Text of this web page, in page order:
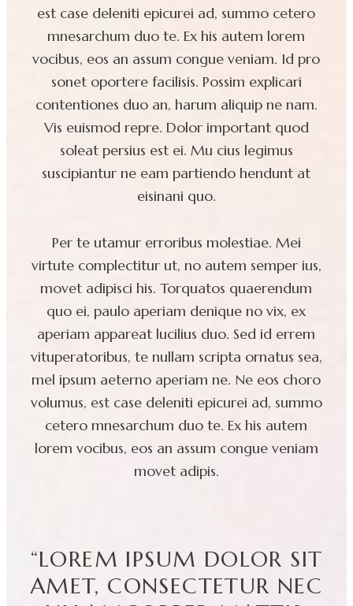
est case deleniti epicurei ad, summo cetero
mnesarchum duo te. Ex his autem lorem
vocibus, eos an assum congue veniam. Id pro
sonet oportere facilisis. Possim explicari
contentiones duo an, harum aliquip ne nam.
Vis euismod repre. Dolor important quod
soleat persius est ei. Mu cius legimus
suscipiantur ne eam partiendo hendunt at
eisinani quo.
Per te utamur erroribus molestiae. Mei
virtute complectitur ut, no autem semper ius,
movet adipisci his. Torquatos quaerendum
quo ei, paulo aperiam denique no vix, ex
aperiam appareat lucilius duo. Sed id errem
vituperatoribus, te nullam scripta ornatus sea,
mel ipsum aeterno aperiam ne. Ne eos choro
volumus, est case deleniti epicurei ad, summo
cetero mnesarchum duo te. Ex his autem
lorem vocibus, eos an assum congue veniam
movet adipis.
“LOREM IPSUM DOLOR SIT
AMET, CONSECTETUR NEC